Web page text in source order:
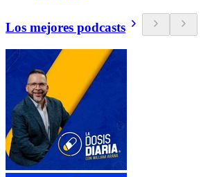
Los mejores podcasts